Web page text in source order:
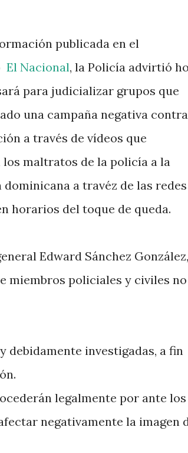
publicada en el
El Nacional, la Policía advirtió
para judicializar grupos que
una campaña negativa contra
a través de vídeos que
maltratos de la policía a la
a travéz de las redes
horarios del toque de queda.
Edward Sánchez González,
miembros policiales y civiles no
debidamente investigadas, a fin
legalmente por ante los
negativamente la imagen